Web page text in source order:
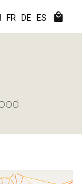
FR DE ES